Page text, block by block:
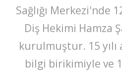
Sağlığı Merkezi'nde
Diş Hekimi Hamza
kurulmuştur. 15 yılı
bilgi birikimiyle ve